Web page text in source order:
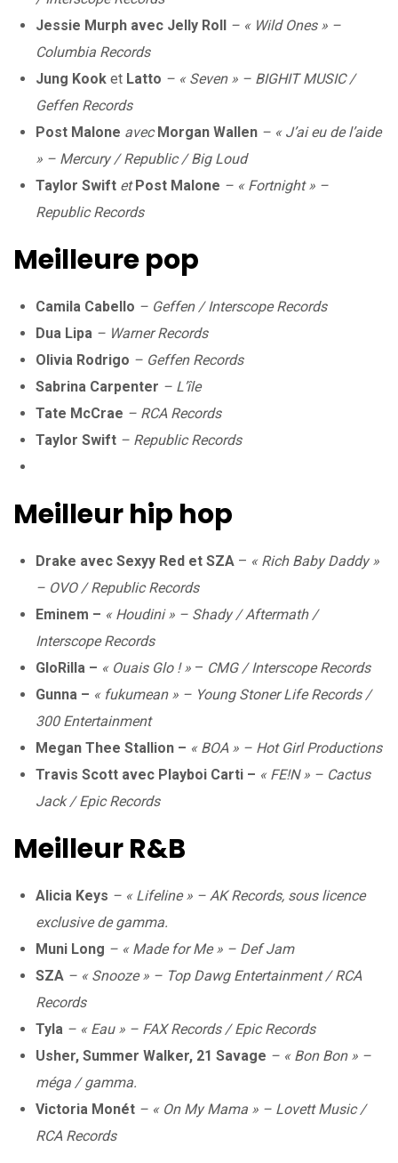
Jessie Murph avec Jelly Roll – « Wild Ones » –
Columbia Records
Jung Kook et Latto – « Seven » – BIGHIT MUSIC /
Geffen Records
Post Malone avecMorgan Wallen – « J’ai eu de l’aide
» – Mercury / Republic / Big Loud
Taylor Swift etPost Malone – « Fortnight » –
Republic Records
Meilleure pop
Camila Cabello – Geffen / Interscope Records
Dua Lipa – Warner Records
Olivia Rodrigo – Geffen Records
Sabrina Carpenter – L’île
Tate McCrae – RCA Records
Taylor Swift – Republic Records
Meilleur hip hop
Drake avec Sexyy Red et SZA – « Rich Baby Daddy »
– OVO / Republic Records
Eminem – « Houdini » – Shady / Aftermath /
Interscope Records
GloRilla – « Ouais Glo ! » – CMG / Interscope Records
Gunna – « fukumean » – Young Stoner Life Records /
300 Entertainment
Megan Thee Stallion – « BOA » – Hot Girl Productions
Travis Scott avec Playboi Carti – « FE!N » – Cactus
Jack / Epic Records
Meilleur R&B
Alicia Keys – « Lifeline » – AK Records, sous licence
exclusive de gamma.
Muni Long – « Made for Me » – Def Jam
SZA – « Snooze » – Top Dawg Entertainment / RCA
Records
Tyla – « Eau » – FAX Records / Epic Records
Usher, Summer Walker, 21 Savage – « Bon Bon » –
méga / gamma.
Victoria Monét – « On My Mama » – Lovett Music /
RCA Records